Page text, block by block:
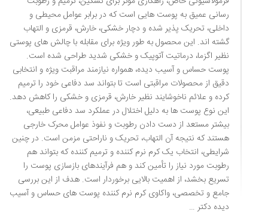
رسانی عمیق به پوست هایی است که در برابر عوامل محیطی و
داخلی، تحریک پذیر شده و دچار خشکی، خارش، قرمزی و التهاب
گشته اند. این محصول به طور ویژه برای مقابله با چالش های پوستی
نظیر اگزما، درماتیت آتوپیک و خشکی شدید طراحی شده است.
پوست حساس و آسیب دیده، همواره نیازمند مراقبت ویژه و انتخابی
دقیق از محصولات مراقبتی است تا بتواند سد دفاعی خود را ترمیم
کرده و علائم ناخوشایند نظیر خارش، قرمزی و خشکی را کاهش دهد.
این نوع پوست ها به دلیل اختلال در عملکرد سد دفاعی طبیعی،
بیشتر مستعد از دست دادن رطوبت و نفوذ عوامل محرک خارجی
هستند که نتیجه آن التهاب، تحریک و ناراحتی مزمن است. در چنین
شرایطی، انتخاب یک کرم نرم کننده و ترمیم کننده که بتواند هم
رطوبت مورد نیاز را تأمین کند و هم فرآیندهای بازسازی پوست را
تسریع بخشد، از اهمیت بالایی برخوردار است. هدف از این بررسی
جامع و تخصصی، واکاوی کرم نرم کننده پوست های حساس و آسیب
دیده دکتر …